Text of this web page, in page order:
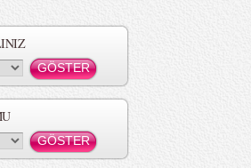
Yaz
MBFWI - Zeynep Erdoğan 2015 Yaz